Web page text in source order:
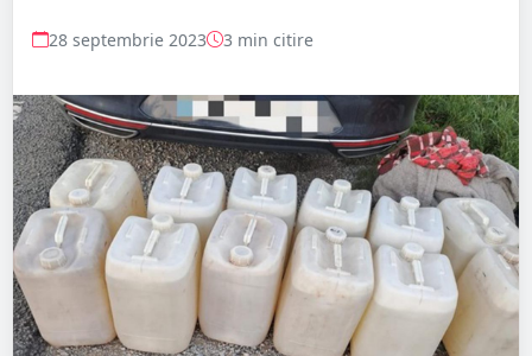
28 septembrie 2023 3 min citire